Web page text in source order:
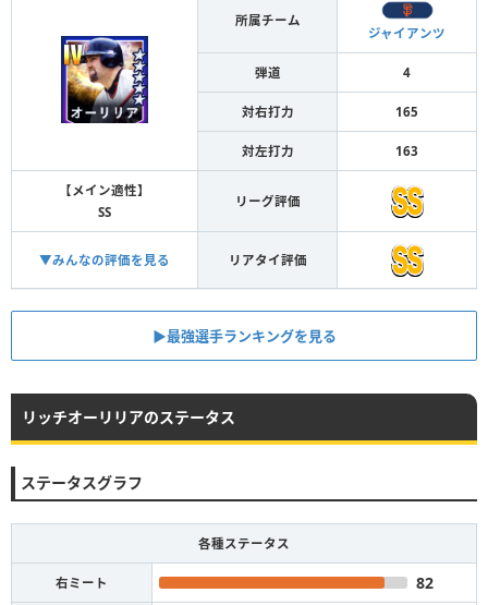
所属チーム
ジャイアンツ
弾道 4
対右打力 165
対左打力 163
【メイン適性】
SS
リーグ評価
▼みんなの評価を見る リアタイ評価
▶︎最強選手ランキングを見る
リッチオーリリアのステータス
ステータスグラフ
各種ステータス
右ミート 82